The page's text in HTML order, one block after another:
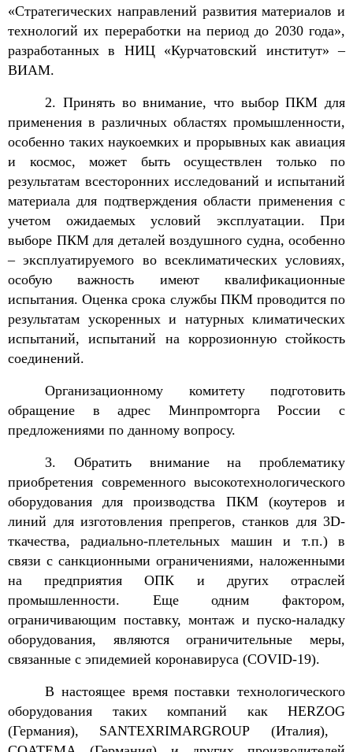
«Стратегических направлений развития материалов и
технологий их переработки на период до 2030 года»,
разработанных в НИЦ «Курчатовский институт» –
ВИАМ.
2. Принять во внимание, что выбор ПКМ для
применения в различных областях промышленности,
особенно таких наукоемких и прорывных как авиация
и космос, может быть осуществлен только по
результатам всесторонних исследований и испытаний
материала для подтверждения области применения с
учетом ожидаемых условий эксплуатации. При
выборе ПКМ для деталей воздушного судна, особенно
– эксплуатируемого во всеклиматических условиях,
особую важность имеют квалификационные
испытания. Оценка срока службы ПКМ проводится по
результатам ускоренных и натурных климатических
испытаний, испытаний на коррозионную стойкость
соединений.
Организационному комитету подготовить
обращение в адрес Минпромторга России с
предложениями по данному вопросу.
3. Обратить внимание на проблематику
приобретения современного высокотехнологического
оборудования для производства ПКМ (коутеров и
линий для изготовления препрегов, станков для 3D-
ткачества, радиально-плетельных машин и т.п.) в
связи с санкционными ограничениями, наложенными
на предприятия ОПК и других отраслей
промышленности. Еще одним фактором,
ограничивающим поставку, монтаж и пуско-наладку
оборудования, являются ограничительные меры,
связанные с эпидемией коронавируса (COVID-19).
В настоящее время поставки технологического
оборудования таких компаний как HERZOG
(Германия), SANTEXRIMARGROUP (Италия),